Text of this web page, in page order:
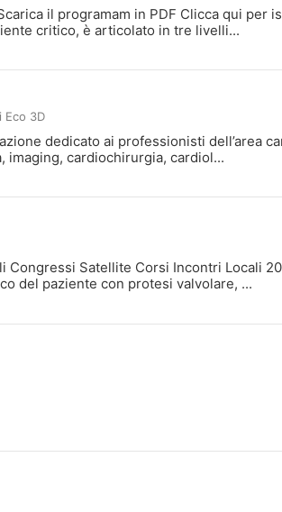
Scarica il programam in PDF Clicca qui
critico, è articolato in tre livelli...
Eco 3D
dedicato ai professionisti dell’area
cardiochirurgia, cardiol...
Satellite Corsi Incontri Locali
del paziente con protesi valvolare, ...